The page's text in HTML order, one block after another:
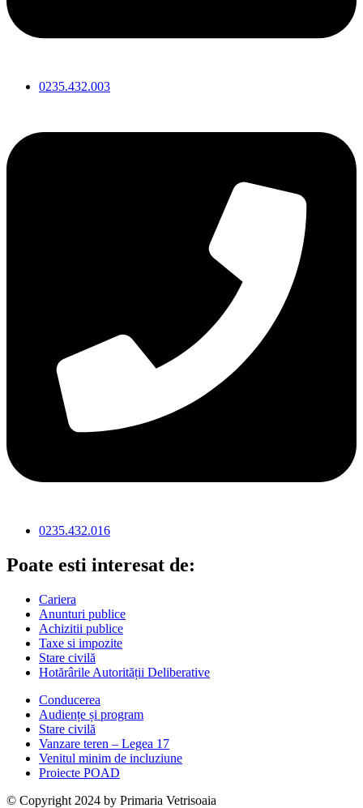
0235.432.003
0235.432.016
Poate esti interesat de:
Cariera
Anunturi publice
Achizitii publice
Taxe si impozite
Stare civilă
Hotărârile Autorității Deliberative
Conducerea
Audiențe și program
Stare civilă
Vanzare teren – Legea 17
Venitul minim de incluziune
Proiecte POAD
© Copyright 2024 by Primaria Vetrisoaia